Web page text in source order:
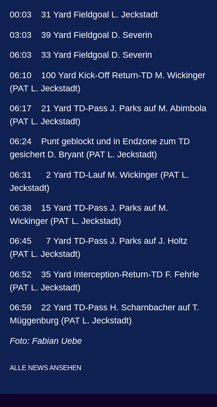
00:03 31 Yard Fieldgoal L. Jeckstadt
03:03 39 Yard Fieldgoal D. Severin
06:03 33 Yard Fieldgoal D. Severin
06:10 100 Yard Kick-Off Return-TD M. Wickinger
(PAT L. Jeckstadt)
06:17 21 Yard TD-Pass J. Parks auf M. Abimbola
(PAT L. Jeckstadt)
06:24 Punt geblockt und in Endzone zum TD
gesichert D. Bryant (PAT L. Jeckstadt)
06:31 2 Yard TD-Lauf M. Wickinger (PAT L.
Jeckstadt)
06:38 15 Yard TD-Pass J. Parks auf M.
Wickinger (PAT L. Jeckstadt)
06:45 7 Yard TD-Pass J. Parks auf J. Holtz
(PAT L. Jeckstadt)
06:52 35 Yard Interception-Return-TD F. Fehrle
(PAT L. Jeckstadt)
06:59 22 Yard TD-Pass H. Scharnbacher auf T.
Müggenburg (PAT L. Jeckstadt)
Foto: Fabian Uebe
ALLE NEWS ANSEHEN